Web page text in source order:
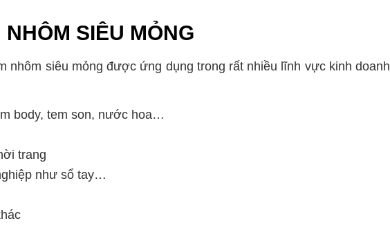
SIÊU MỎNG
nhôm siêu mỏng được ứng dụng trong rất nhiều lĩnh vực kinh doanh
body, tem son, nước hoa…
trang
như sổ tay…